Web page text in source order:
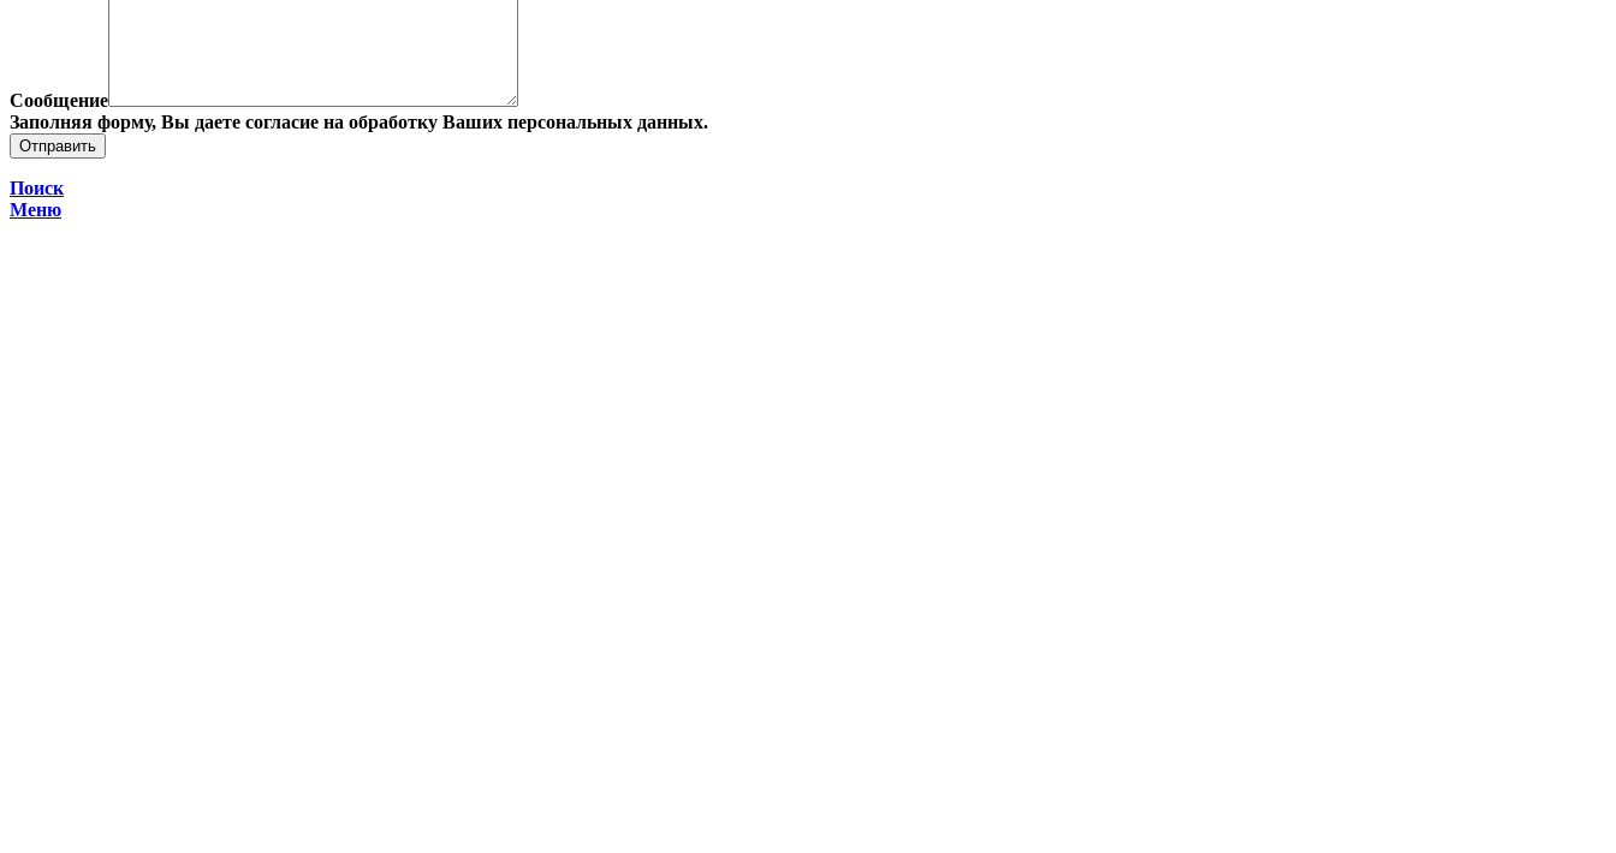
Сообщение
Заполняя форму, Вы даете согласие на обработку Ваших персональных данных.
Поиск
Меню